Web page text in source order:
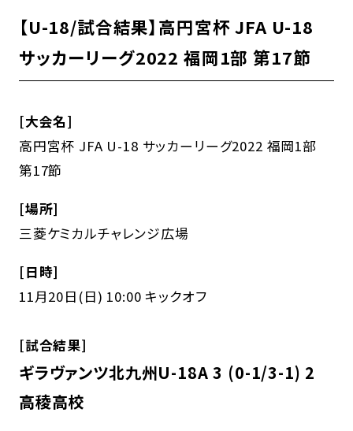
【U-18/試合結果】高円宮杯 JFA U-18
サッカーリーグ2022 福岡1部 第17節
[大会名]
高円宮杯 JFA U-18 サッカーリーグ2022 福岡1部
第17節
[場所]
三菱ケミカルチャレンジ広場
[日時]
11月20日(日) 10:00 キックオフ
[試合結果]
ギラヴァンツ北九州U-18A 3 (0-1/3-1) 2
高稜高校